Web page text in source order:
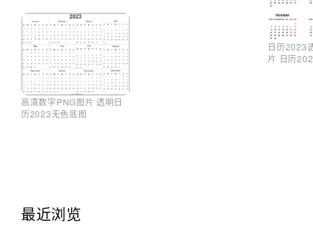
高清数字PNG图片 透明日
历2023无色底图
日历2023
片 日历
最近浏览